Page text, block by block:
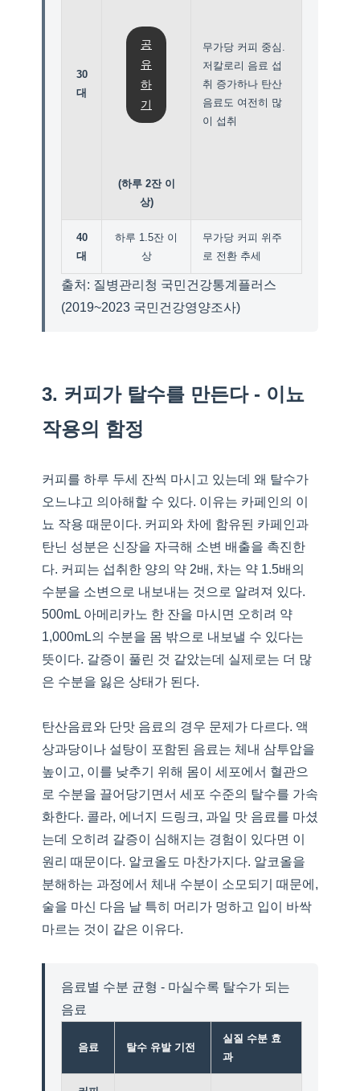
30
대
공
유
하
기
(하루 2잔 이
상)
무가당 커피 중심.
저칼로리 음료 섭
취 증가하나 탄산
음료도 여전히 많
이 섭취
40
대
하루 1.5잔 이
상
무가당 커피 위주
로 전환 추세
출처: 질병관리청 국민건강통계플러스
(2019~2023 국민건강영양조사)
3. 커피가 탈수를 만든다 - 이뇨
작용의 함정
커피를 하루 두세 잔씩 마시고 있는데 왜 탈수가
오느냐고 의아해할 수 있다. 이유는 카페인의 이
뇨 작용 때문이다. 커피와 차에 함유된 카페인과
탄닌 성분은 신장을 자극해 소변 배출을 촉진한
다. 커피는 섭취한 양의 약 2배, 차는 약 1.5배의
수분을 소변으로 내보내는 것으로 알려져 있다.
500mL 아메리카노 한 잔을 마시면 오히려 약
1,000mL의 수분을 몸 밖으로 내보낼 수 있다는
뜻이다. 갈증이 풀린 것 같았는데 실제로는 더 많
은 수분을 잃은 상태가 된다.
탄산음료와 단맛 음료의 경우 문제가 다르다. 액
상과당이나 설탕이 포함된 음료는 체내 삼투압을
높이고, 이를 낮추기 위해 몸이 세포에서 혈관으
로 수분을 끌어당기면서 세포 수준의 탈수를 가속
화한다. 콜라, 에너지 드링크, 과일 맛 음료를 마셨
는데 오히려 갈증이 심해지는 경험이 있다면 이
원리 때문이다. 알코올도 마찬가지다. 알코올을
분해하는 과정에서 체내 수분이 소모되기 때문에,
술을 마신 다음 날 특히 머리가 멍하고 입이 바싹
마르는 것이 같은 이유다.
음료별 수분 균형 - 마실수록 탈수가 되는
음료
음료 탈수 유발 기전
실질 수분 효
과